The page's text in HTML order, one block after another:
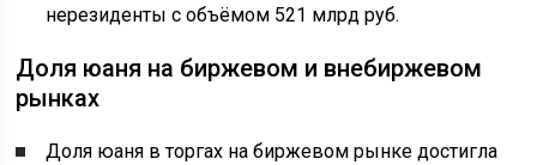
нерезиденты с объёмом 521 млрд руб.
Доля юаня на биржевом и внебиржевом
рынках
Доля юаня в торгах на биржевом рынке достигла